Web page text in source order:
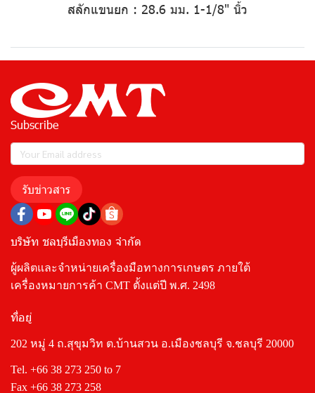
สลักแขนยก : 28.6 มม. 1-1/8" นิ้ว
Subscribe
รับข่าวสาร
บริษัท ชลบุรีเมืองทอง จำกัด
ผู้ผลิตและจำหน่ายเครื่องมือทางการเกษตร ภายใต้
เครื่องหมายการค้า CMT ตั้งแต่ปี พ.ศ. 2498
ที่อยู่
202 หมู่ 4 ถ.สุขุมวิท ต.บ้านสวน อ.เมืองชลบุรี จ.ชลบุรี 20000
Tel. +66 38 273 250 to 7
Fax +66 38 273 258